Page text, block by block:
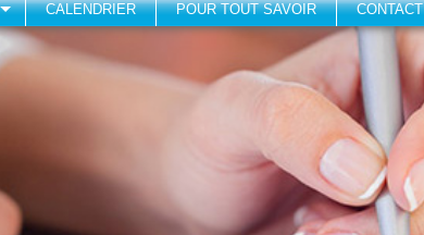
CALENDRIER POUR TOUT SAVOIR CONTACT